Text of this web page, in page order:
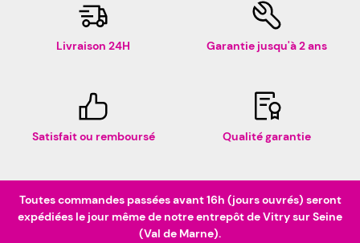
Livraison 24H Garantie jusqu'à 2 ans
Satisfait ou remboursé Qualité garantie
Toutes commandes passées avant 16h (jours ouvrés) seront
expédiées le jour même de notre entrepôt de Vitry sur Seine
(Val de Marne).